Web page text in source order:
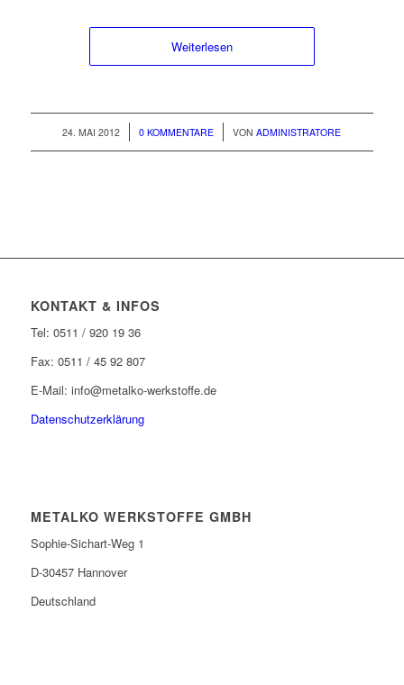
Weiterlesen
24. MAI 2012
/ 0 KOMMENTARE
/ VONADMINISTRATORE
KONTAKT & INFOS
Tel: 0511 / 920 19 36
Fax: 0511 / 45 92 807
E-Mail: info@metalko-werkstoffe.de
Datenschutzerklärung
METALKO WERKSTOFFE GMBH
Sophie-Sichart-Weg 1
D-30457 Hannover
Deutschland